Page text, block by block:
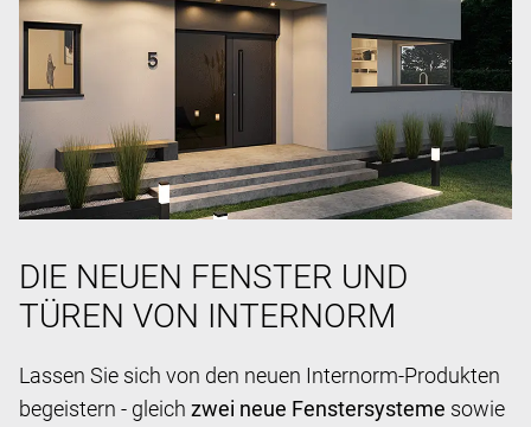
DIE NEUEN FENSTER UND
TÜREN VON INTERNORM
Lassen Sie sich von den neuen Internorm-Produkten
begeistern - gleich zwei neue Fenstersysteme sowie